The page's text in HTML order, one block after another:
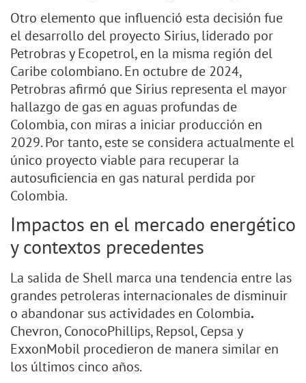
Otro elemento que influenció esta decisión fue
el desarrollo del proyecto Sirius, liderado por
Petrobras y Ecopetrol, en la misma región del
Caribe colombiano. En octubre de 2024,
Petrobras afirmó que Sirius representa el mayor
hallazgo de gas en aguas profundas de
Colombia, con miras a iniciar producción en
2029. Por tanto, este se considera actualmente el
único proyecto viable para recuperar la
autosuficiencia en gas natural perdida por
Colombia.
Impactos en el mercado energético
y contextos precedentes
La salida de Shell marca una tendencia entre las
grandes petroleras internacionales de disminuir
o abandonar sus actividades en Colombia.
Chevron, ConocoPhillips, Repsol, Cepsa y
ExxonMobil procedieron de manera similar en
los últimos cinco años.